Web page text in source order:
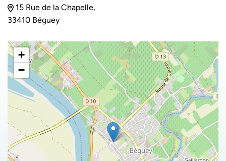
15 Rue de la Chapelle,
33410 Béguey
+
−